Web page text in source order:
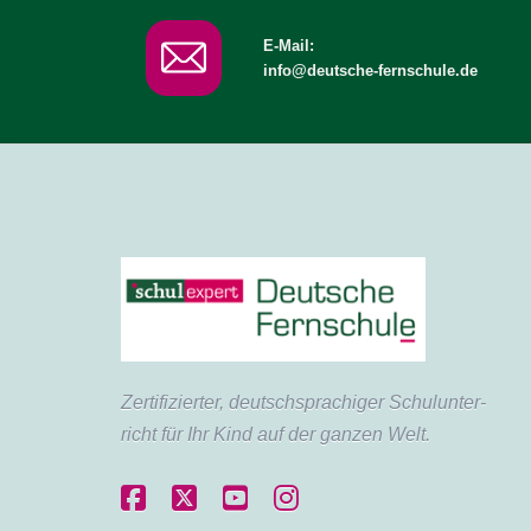
E-Mail:
info@deutsche-fernschule.de
Zertifi­zierter, deutsch­sprachiger Schul­unter­
richt für Ihr Kind auf der ganzen Welt.